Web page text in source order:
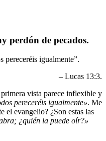
perdón de pecados.
pereceréis igualmente”.
– Lucas 13:3.
vista parece inflexible y
pereceréis igualmente». Me
el evangelio? ¿Son estas las
¿quién la puede oír?»